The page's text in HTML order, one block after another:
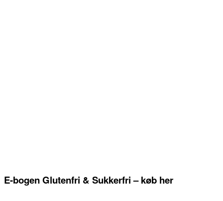
E-bogen Glutenfri & Sukkerfri – køb her